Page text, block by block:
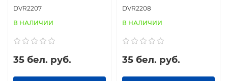
DVR2207
В НАЛИЧИИ
35 бел. руб.
DVR2208
В НАЛИЧИИ
35 бел. руб.